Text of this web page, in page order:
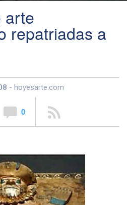
arte
repatriadas a
- hoyesarte.com
0